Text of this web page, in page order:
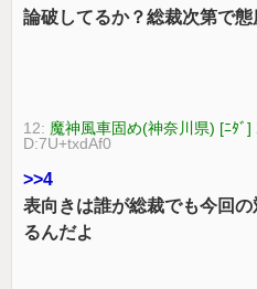
論破してるか？総裁次第で
12: 魔神風車固め(神奈川県) [ﾆﾀﾞ]
D:7U+txdAf0
>>4
表向きは誰が総裁でも今回
るんだよ